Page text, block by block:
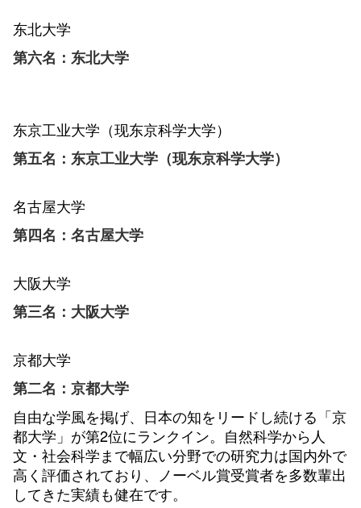
东北大学
第六名：东北大学
东京工业大学（现东京科学大学）
第五名：东京工业大学（现东京科学大学）
名古屋大学
第四名：名古屋大学
大阪大学
第三名：大阪大学
京都大学
第二名：京都大学
自由な学風を掲げ、日本の知をリードし続ける「京
都大学」が第2位にランクイン。自然科学から人
文・社会科学まで幅広い分野での研究力は国内外で
高く評価されており、ノーベル賞受賞者を多数輩出
してきた実績も健在です。